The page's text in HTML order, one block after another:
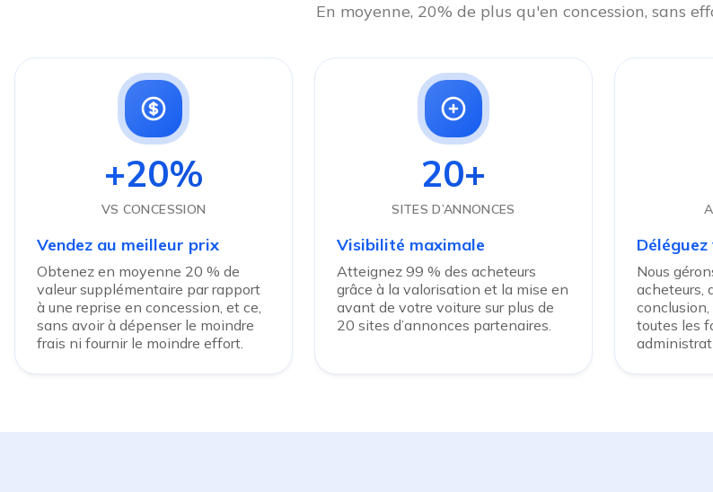
En moyenne, 20% de plus qu'en concession, sans
+20%
VS CONCESSION
Vendez au meilleur prix
Obtenez en moyenne 20 % de
valeur supplémentaire par rapport
à une reprise en concession, et ce,
sans avoir à dépenser le moindre
frais ni fournir le moindre effort.
20+
SITES D’ANNONCES
Visibilité maximale
Atteignez 99 % des acheteurs
grâce à la valorisation et la mise en
avant de votre voiture sur plus de
20 sites d’annonces partenaires.
Nous
acheteurs,
toutes les